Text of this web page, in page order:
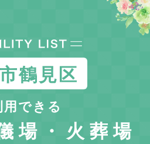
鶴見区
できる
場・火葬場